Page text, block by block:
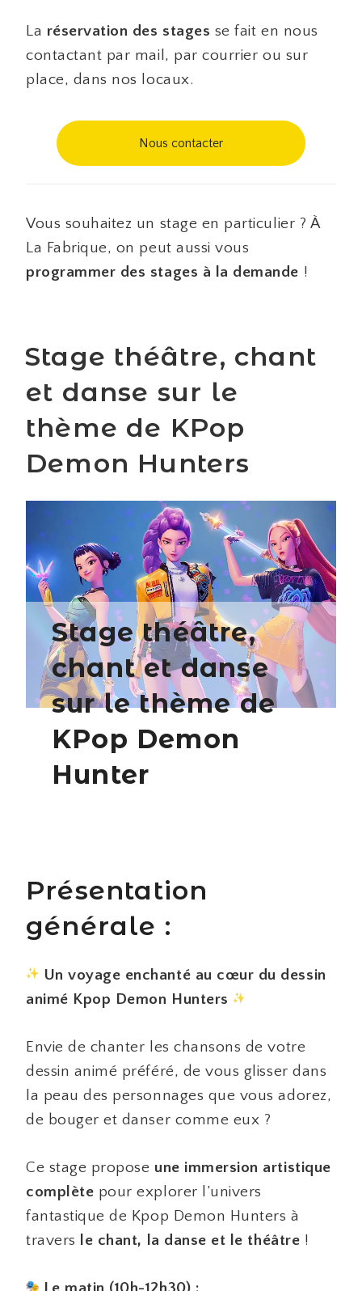
La réservation des stages se fait en nous
contactant par mail, par courrier ou sur
place, dans nos locaux.
Nous contacter
Vous souhaitez un stage en particulier ? À
La Fabrique, on peut aussi vous
programmer des stages à la demande !
Stage théâtre, chant
et danse sur le
thème de KPop
Demon Hunters
Stage théâtre,
chant et danse
sur le thème de
KPop Demon
Hunter
Présentation
générale :
Un voyage enchanté au cœur du dessin
animé Kpop Demon Hunters
Envie de chanter les chansons de votre
dessin animé préféré, de vous glisser dans
la peau des personnages que vous adorez,
de bouger et danser comme eux ?
Ce stage propose une immersion artistique
complète pour explorer l’univers
fantastique de Kpop Demon Hunters à
travers
le chant, la danse et le théâtre !